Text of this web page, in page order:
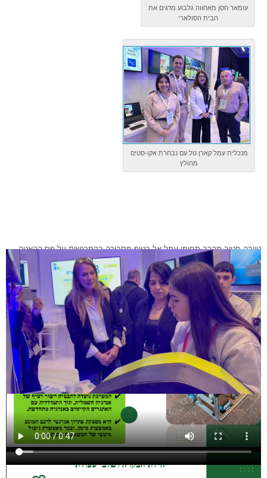
עומאר חסן מאחווה גלבוע מדגים את
הבית הסולארי
מנכלית עמל קארן טל עם נבחרת אקו-סטים
מהולץ
טייבה חטיב מהרב תחומי עמל אל בטוף מסבירה בהתרגשות על פס ההאטה
החכם!